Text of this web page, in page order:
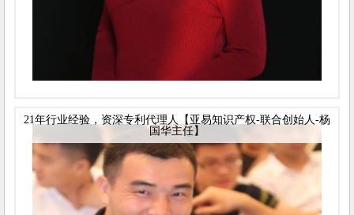
21年行业经验，资深专利代理人【亚易知识产权-联合创始人-杨
国华主任】